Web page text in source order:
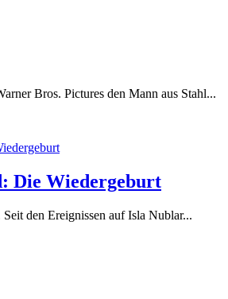
Bros. Pictures den Mann aus Stahl...
Die Wiedergeburt
den Ereignissen auf Isla Nublar...